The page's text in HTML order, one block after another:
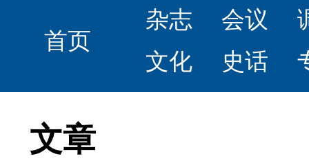
首页
杂志 会议
文化
史话
文章